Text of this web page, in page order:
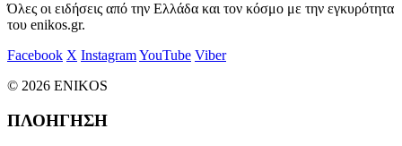
Όλες οι ειδήσεις από την Ελλάδα και τον κόσμο με την εγκυρότητα
του enikos.gr.
Facebook X InstagramYouTube Viber
© 2026 ENIKOS
ΠΛΟΗΓΗΣΗ